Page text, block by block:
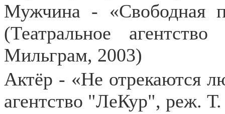
Мужчина - «Свободная
(Театральное
Мильграм, 2003)
Актёр - «Не отрекаются
агентство "ЛеКур", реж.